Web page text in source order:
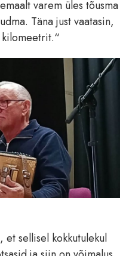
varem üles tõusma
Täna just vaatasin,
et sellisel kokkutulekul